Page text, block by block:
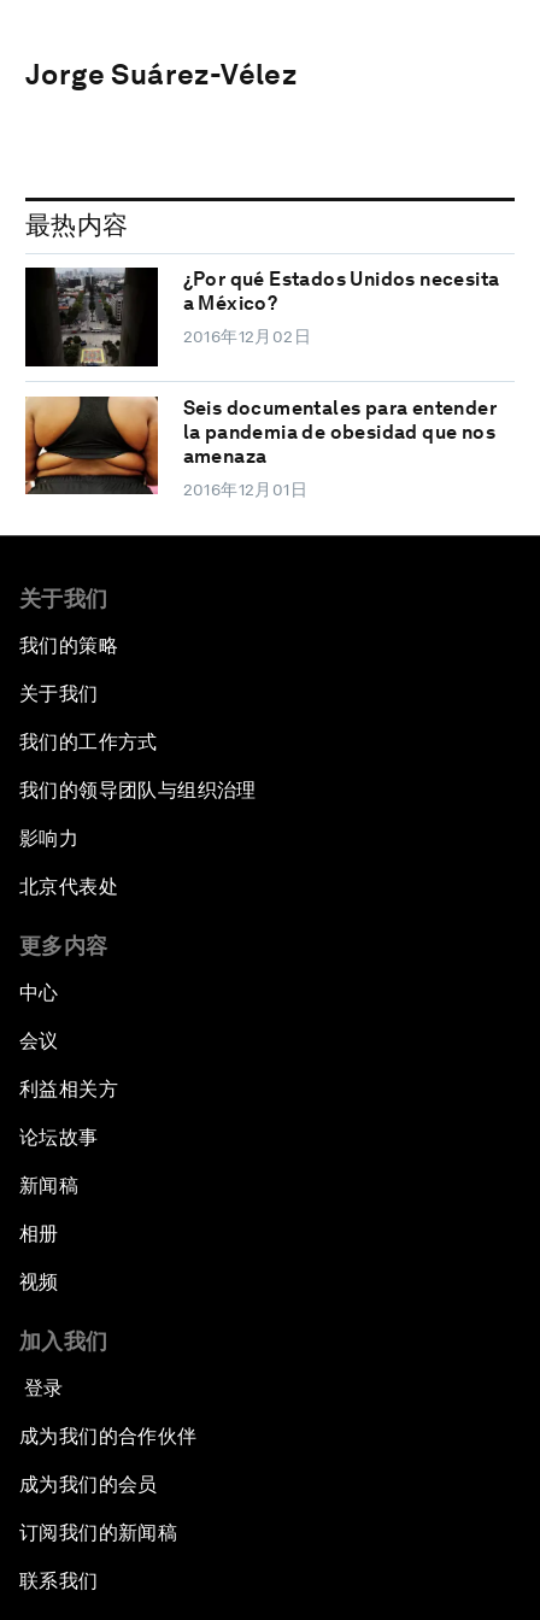
Jorge Suárez-Vélez
最热内容
¿Por qué Estados Unidos necesita
a México?
2016年12月02日
Seis documentales para entender
la pandemia de obesidad que nos
amenaza
2016年12月01日
关于我们
我们的策略
关于我们
我们的工作方式
我们的领导团队与组织治理
影响力
北京代表处
更多内容
中心
会议
利益相关方
论坛故事
新闻稿
相册
视频
加入我们
登录
成为我们的合作伙伴
成为我们的会员
订阅我们的新闻稿
联系我们